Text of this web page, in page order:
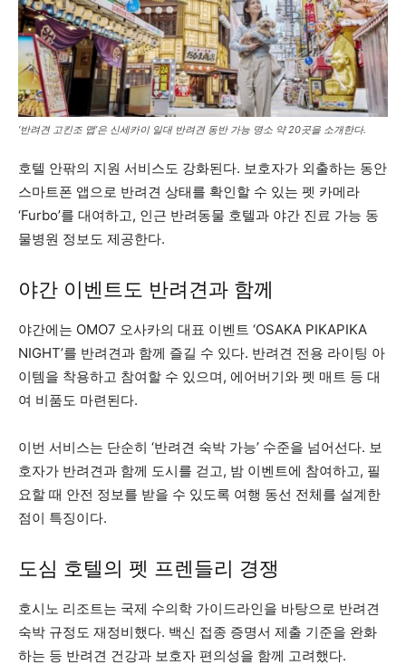
‘반려견 고킨조 맵’은 신세카이 일대 반려견 동반 가능 명소 약 20곳을 소개한다.
호텔 안팎의 지원 서비스도 강화된다. 보호자가 외출하는 동안
스마트폰 앱으로 반려견 상태를 확인할 수 있는 펫 카메라
‘Furbo’를 대여하고, 인근 반려동물 호텔과 야간 진료 가능 동
물병원 정보도 제공한다.
야간 이벤트도 반려견과 함께
야간에는 OMO7 오사카의 대표 이벤트 ‘OSAKA PIKAPIKA
NIGHT’를 반려견과 함께 즐길 수 있다. 반려견 전용 라이팅 아
이템을 착용하고 참여할 수 있으며, 에어버기와 펫 매트 등 대
여 비품도 마련된다.
이번 서비스는 단순히 ‘반려견 숙박 가능’ 수준을 넘어선다. 보
호자가 반려견과 함께 도시를 걷고, 밤 이벤트에 참여하고, 필
요할 때 안전 정보를 받을 수 있도록 여행 동선 전체를 설계한
점이 특징이다.
도심 호텔의 펫 프렌들리 경쟁
호시노 리조트는 국제 수의학 가이드라인을 바탕으로 반려견
숙박 규정도 재정비했다. 백신 접종 증명서 제출 기준을 완화
하는 등 반려견 건강과 보호자 편의성을 함께 고려했다.